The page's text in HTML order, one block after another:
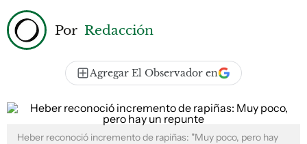
Por Redacción
Agregar El Observador en
Heber reconoció incremento de rapiñas: "Muy poco, pero hay